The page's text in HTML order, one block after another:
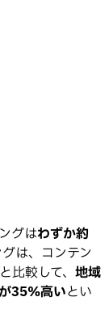
グはわずか約
は、コンテン
較して、 地域
35%高いとい